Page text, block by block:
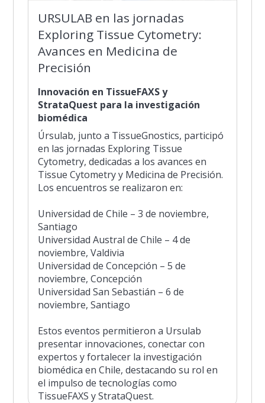
URSULAB en las jornadas
Exploring Tissue Cytometry:
Avances en Medicina de
Precisión
Innovación en TissueFAXS y
StrataQuest para la investigación
biomédica
Úrsulab, junto a TissueGnostics, participó
en las jornadas Exploring Tissue
Cytometry, dedicadas a los avances en
Tissue Cytometry y Medicina de Precisión.
Los encuentros se realizaron en:
Universidad de Chile – 3 de noviembre,
Santiago
Universidad Austral de Chile – 4 de
noviembre, Valdivia
Universidad de Concepción – 5 de
noviembre, Concepción
Universidad San Sebastián – 6 de
noviembre, Santiago
Estos eventos permitieron a Ursulab
presentar innovaciones, conectar con
expertos y fortalecer la investigación
biomédica en Chile, destacando su rol en
el impulso de tecnologías como
TissueFAXS y StrataQuest.